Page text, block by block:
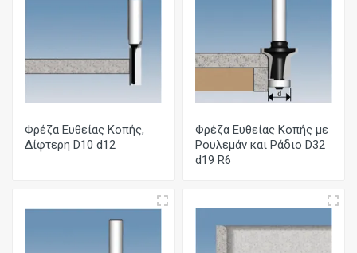
Φρέζα Ευθείας Κοπής,
Δίφτερη D10 d12
Φρέζα Ευθείας Κοπής με
Ρουλεμάν και Ράδιο D32
d19 R6